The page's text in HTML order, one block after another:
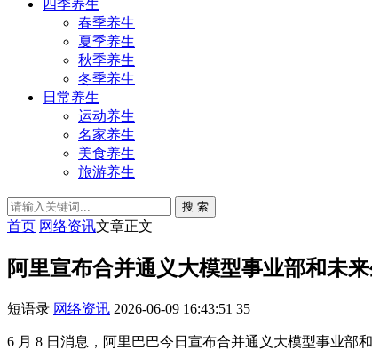
四季养生
春季养生
夏季养生
秋季养生
冬季养生
日常养生
运动养生
名家养生
美食养生
旅游养生
搜 索
首页 网络资讯文章正文
阿里宣布合并通义大模型事业部和未
短语录 网络资讯 2026-06-09 16:43:51 35
6 月 8 日消息，阿里巴巴今日宣布合并通义大模型事业部